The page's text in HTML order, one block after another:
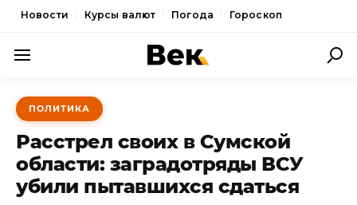
Новости Курсы валют Погода Гороскоп
ПОЛИТИКА
ЭКОНОМИКА
ОБЩЕСТВО
СПОРТ
ПОЛИТИКА
Расстрел своих в Сумской
области: заградотряды ВСУ
убили пытавшихся сдаться